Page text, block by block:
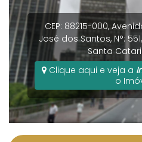
CEP: 88215-000,
José dos Santos, N°: 551,
Santa
Clique aqui e veja a
o